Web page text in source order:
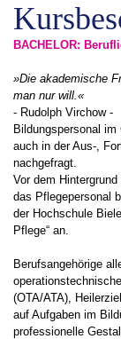
BACHELOR:
»Die akademische
man nur will.«
- Rudolph Virchow -
Bildungspersonal
auch in der Aus-,
nachgefragt.
Vor dem
das Pflegepersonal
der Hochschule
Pflege“ an.
Berufsangehörige
(OTA/ATA),
auf Aufgaben im
professionelle